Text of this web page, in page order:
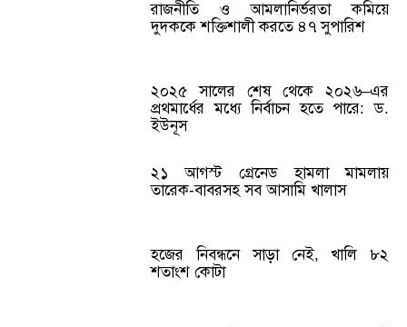
রাজনীতি ও আমলানির্ভরতা কমিয়ে
দুদককে শক্তিশালী করতে ৪৭ সুপারিশ
২০২৫ সালের শেষ থেকে ২০২৬–এর
প্রথমার্ধের মধ্যে নির্বাচন হতে পারে: ড.
ইউনূস
২১ আগস্ট গ্রেনেড হামলা মামলায়
তারেক-বাবরসহ সব আসামি খালাস
হজের নিবন্ধনে সাড়া নেই, খালি ৮২
শতাংশ কোটা